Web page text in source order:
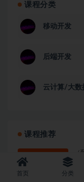
课程分类
移动开发
后端开发
云计算/大数
课程推荐
首页 分类